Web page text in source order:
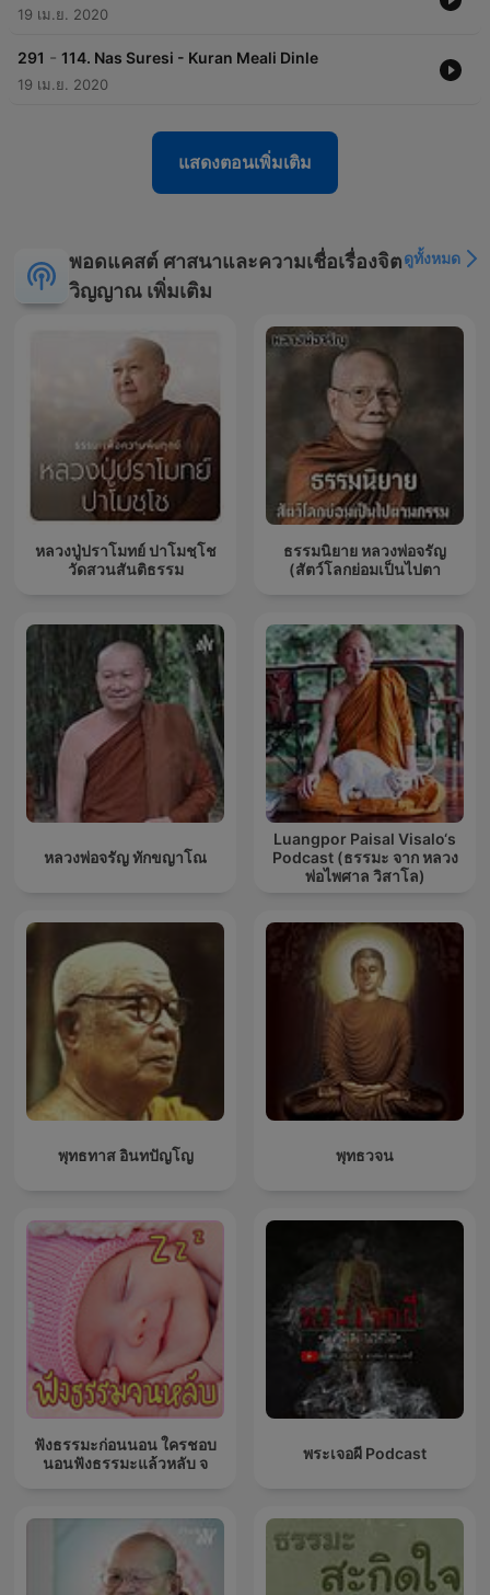
19 เม.ย. 2020
291 - 114. Nas Suresi - Kuran Meali Dinle
19 เม.ย. 2020
แสดงตอนเพิ่มเติม
พอดแคสต์ ศาสนาและความเชื่อเรื่องจิต
วิญญาณ เพิ่มเติม
ดูทั้งหมด
หลวงปู่ปราโมทย์ ปาโมชฺโช
วัดสวนสันติธรรม
ธรรมนิยาย หลวงพ่อจรัญ
(สัตว์โลกย่อมเป็นไปตา
หลวงพ่อจรัญ ทักขญาโณ
Luangpor Paisal Visalo‘s
Podcast (ธรรมะ จาก หลวง
พ่อไพศาล วิสาโล)
พุทธทาส อินทปัญโญ พุทธวจน
ฟังธรรมะก่อนนอน ใครชอบ
นอนฟังธรรมะแล้วหลับ จ
พระเจอผี Podcast